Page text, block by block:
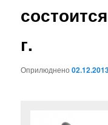
г.
Оприлюднено